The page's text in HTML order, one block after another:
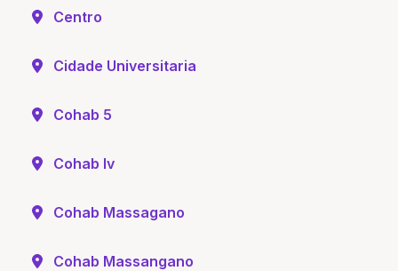
Centro
Cidade Universitaria
Cohab 5
Cohab Iv
Cohab Massagano
Cohab Massangano